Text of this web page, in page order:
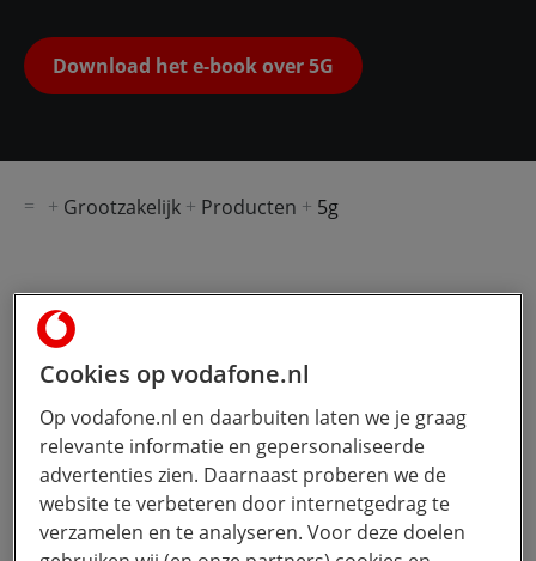
Download het e-book over 5G
Grootzakelijk Producten 5g
De
kwantumverschuiving
die 5G heet
Het wereldwijde 5G-netwerk heeft meer
snelheid en verbindt alles en iedereen.
Fabrieken worden productiever. Netwerken
Cookies op vodafone.nl
Op vodafone.nl en daarbuiten laten we je graag
relevante informatie en gepersonaliseerde
advertenties zien. Daarnaast proberen we de
website te verbeteren door internetgedrag te
verzamelen en te analyseren. Voor deze doelen